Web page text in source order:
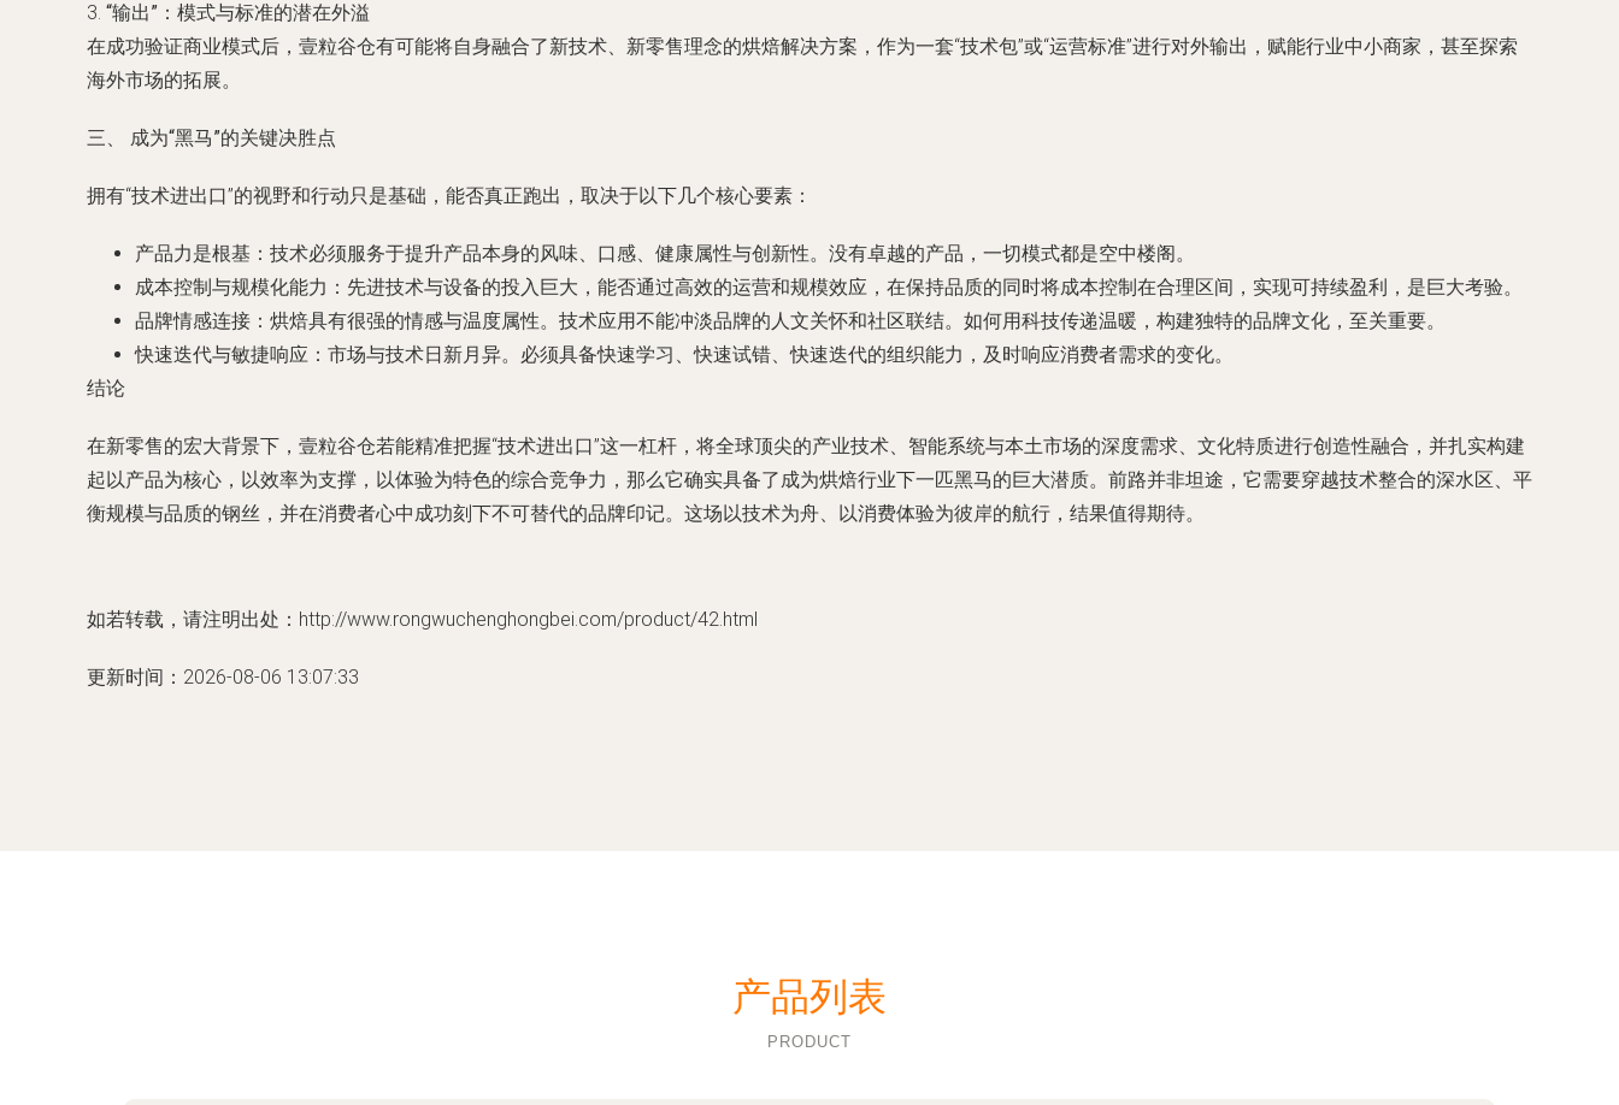
3. “输出”：模式与标准的潜在外溢
在成功验证商业模式后，壹粒谷仓有可能将自身融合了新技术、新零售理念的烘焙解决方案，作为一套“技术包”或“运营标准”进行对外输出，赋能行业中小商家，甚至探索
海外市场的拓展。
三、 成为“黑马”的关键决胜点
拥有“技术进出口”的视野和行动只是基础，能否真正跑出，取决于以下几个核心要素：
产品力是根基 ：技术必须服务于提升产品本身的风味、口感、健康属性与创新性。没有卓越的产品，一切模式都是空中楼阁。
成本控制与规模化能力 ：先进技术与设备的投入巨大，能否通过高效的运营和规模效应，在保持品质的同时将成本控制在合理区间，实现可持续盈利，是巨大考验。
品牌情感连接 ：烘焙具有很强的情感与温度属性。技术应用不能冲淡品牌的人文关怀和社区联结。如何用科技传递温暖，构建独特的品牌文化，至关重要。
快速迭代与敏捷响应 ：市场与技术日新月异。必须具备快速学习、快速试错、快速迭代的组织能力，及时响应消费者需求的变化。
结论
在新零售的宏大背景下，壹粒谷仓若能精准把握“技术进出口”这一杠杆，将全球顶尖的产业技术、智能系统与本土市场的深度需求、文化特质进行创造性融合，并扎实构建
起以产品为核心，以效率为支撑，以体验为特色的综合竞争力，那么它确实具备了成为烘焙行业下一匹黑马的巨大潜质。前路并非坦途，它需要穿越技术整合的深水区、平
衡规模与品质的钢丝，并在消费者心中成功刻下不可替代的品牌印记。这场以技术为舟、以消费体验为彼岸的航行，结果值得期待。
如若转载，请注明出处：http://www.rongwuchenghongbei.com/product/42.html
更新时间：2026-08-06 13:07:33
产品列表
PRODUCT